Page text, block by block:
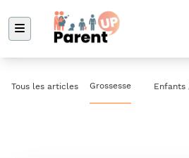
Tous les articles Grossesse Enfants